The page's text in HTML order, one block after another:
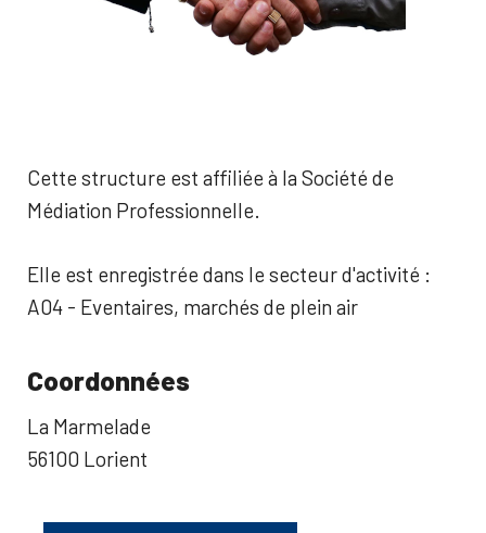
Cette structure est affiliée à la Société de
Médiation Professionnelle.
Elle est enregistrée dans le secteur d'activité :
A04 - Eventaires, marchés de plein air
Coordonnées
La Marmelade
56100 Lorient